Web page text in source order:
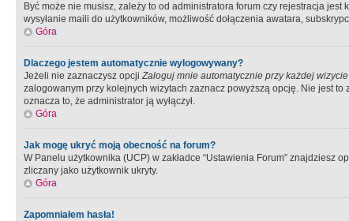
Być może nie musisz, zależy to od administratora forum czy rejestracja
wysyłanie maili do użytkowników, możliwość dołączenia awatara,
Góra
Dlaczego jestem automatycznie wylogowywany?
Jeżeli nie zaznaczysz opcjiZaloguj mnie automatycznie przy każdej wizycie
zalogowanym przy kolejnych wizytach zaznacz powyższą opcję. Nie jest
oznacza to, że administrator ją wyłączył.
Góra
Jak mogę ukryć moją obecność na forum?
W Panelu użytkownika (UCP) w zakładce “Ustawienia Forum”
zliczany jako użytkownik ukryty.
Góra
Zapomniałem hasła!